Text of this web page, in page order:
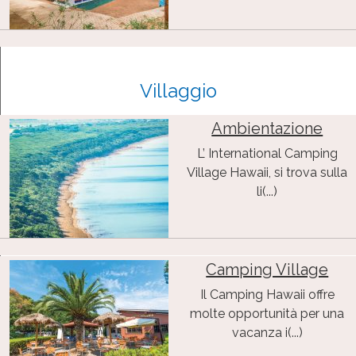
Villaggio
Ambientazione
L’ International Camping
Village Hawaii, si trova sulla
li(...)
Camping Village
Il Camping Hawaii offre
molte opportunità per una
vacanza i(...)